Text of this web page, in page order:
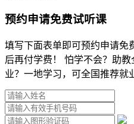
预约申请免费试听课
填写下面表单即可预约申请免
后再付学费！ 怕学不会？助
业？一地学习，可全国推荐就